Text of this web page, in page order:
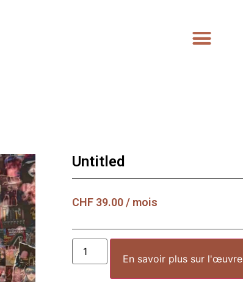
Untitled
CHF 39.00 / mois
En savoir plus sur l'œuvre